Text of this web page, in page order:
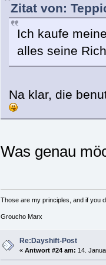
Zitat von:
Ich kaufe
alles seine
Na klar, die
Was genau
Those are my principles, and if you
Groucho Marx
Re:Dayshift-Post
« Antwort #24 am: 14.